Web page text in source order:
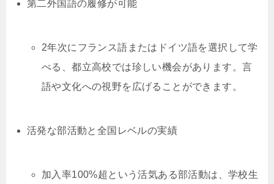
第二外国語の履修が可能
2年次にフランス語またはドイツ語を選択して学
べる、都立高校では珍しい機会があります。言
語や文化への視野を広げることができます。
活発な部活動と全国レベルの実績
加入率100%超という活気ある部活動は、学校生